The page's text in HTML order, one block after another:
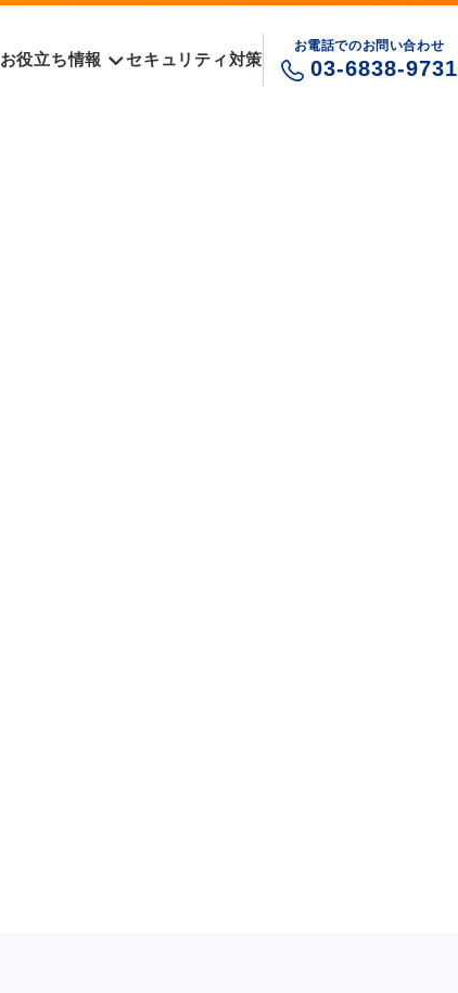
お役立ち情報 セキュリティ対策
お電話でのお問い合わせ
03-6838-9731